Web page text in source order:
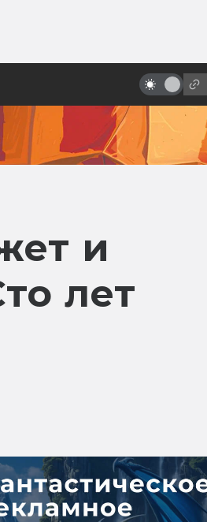
идеи к безумному фильму
и
лет